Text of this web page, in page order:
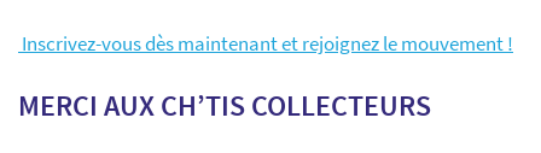
Inscrivez-vousdès maintenant et rejoignez le mouvement !
MERCI AUX CH’TIS COLLECTEURS